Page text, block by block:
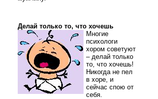
Делай только то, что хочешь
Многие
психологи
хором советуют
– делай только
то, что хочешь!
Никогда не пел
в хоре, и
сейчас спою от
себя.